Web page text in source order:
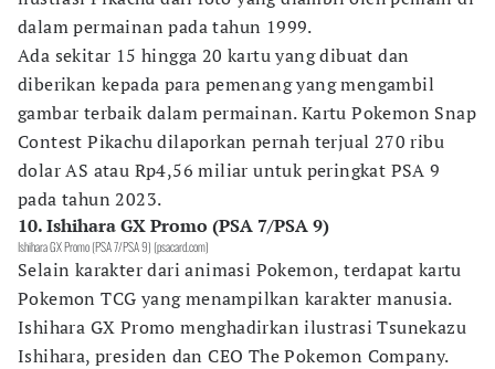
dalam permainan pada tahun 1999.
Ada sekitar 15 hingga 20 kartu yang dibuat dan
diberikan kepada para pemenang yang mengambil
gambar terbaik dalam permainan. Kartu Pokemon Snap
Contest Pikachu dilaporkan pernah terjual 270 ribu
dolar AS atau Rp4,56 miliar untuk peringkat PSA 9
pada tahun 2023.
10. Ishihara GX Promo (PSA 7/PSA 9)
Ishihara GX Promo (PSA 7/PSA 9) (psacard.com)
Selain karakter dari animasi Pokemon, terdapat kartu
Pokemon TCG yang menampilkan karakter manusia.
Ishihara GX Promo menghadirkan ilustrasi Tsunekazu
Ishihara, presiden dan CEO The Pokemon Company.